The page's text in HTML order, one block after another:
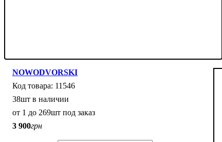
NOWODVORSKI
11546
38шт в наличии
от 1 до 269шт под заказ
3 900грн